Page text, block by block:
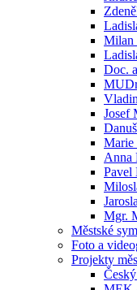
Milan
Doc.
Josef
Marie
Anna
Pavel
Mgr.
Městské
Foto a
Projekty